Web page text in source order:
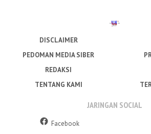
DISCLAIMER
PEDOMAN MEDIA SIBER
REDAKSI
TENTANG KAMI
JARINGAN SOCIAL
Facebook